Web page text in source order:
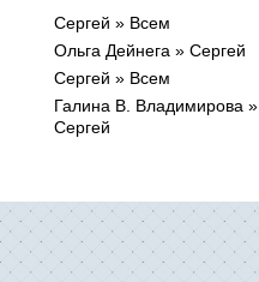
Сергей » Всем
Ольга Дейнега » Сергей
Сергей » Всем
Галина В. Владимирова »
Сергей